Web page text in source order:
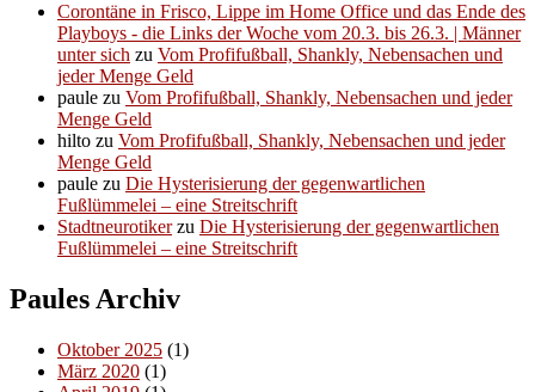
Corontäne in Frisco, Lippe im Home Office und das Ende des
Playboys - die Links der Woche vom 20.3. bis 26.3. | Männer
unter sich zu Vom Profifußball, Shankly, Nebensachen und
jeder Menge Geld
paule zu Vom Profifußball, Shankly, Nebensachen und jeder
Menge Geld
hilto zu Vom Profifußball, Shankly, Nebensachen und jeder
Menge Geld
paule zu Die Hysterisierung der gegenwartlichen
Fußlümmelei – eine Streitschrift
Stadtneurotikerzu Die Hysterisierung der gegenwartlichen
Fußlümmelei – eine Streitschrift
Paules Archiv
Oktober 2025 (1)
März 2020 (1)